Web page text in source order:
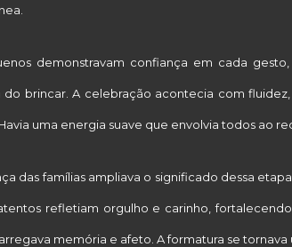
demonstravam confiança em cada
do brincar. A celebração acontecia com
uma energia suave que envolvia todos ao
das famílias ampliava o significado dessa
refletiam orgulho e carinho,
memória e afeto. A formatura se